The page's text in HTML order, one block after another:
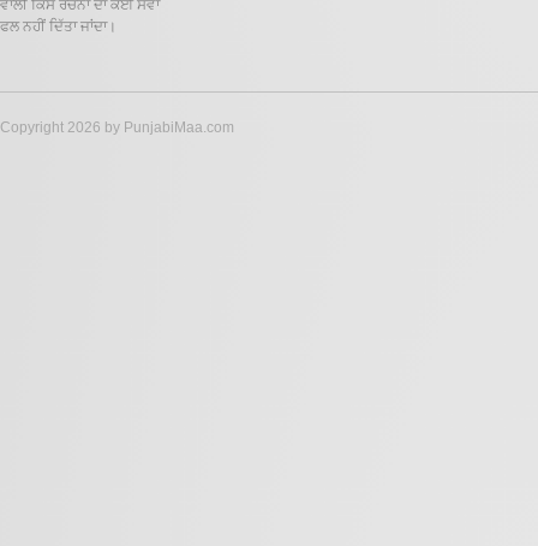
ਵਾਲੀ ਕਿਸੇ ਰਚਨਾ ਦਾ ਕੋਈ ਸੇਵਾ
ਫਲ ਨਹੀਂ ਦਿੱਤਾ ਜਾਂਦਾ।
Copyright 2026 by PunjabiMaa.com